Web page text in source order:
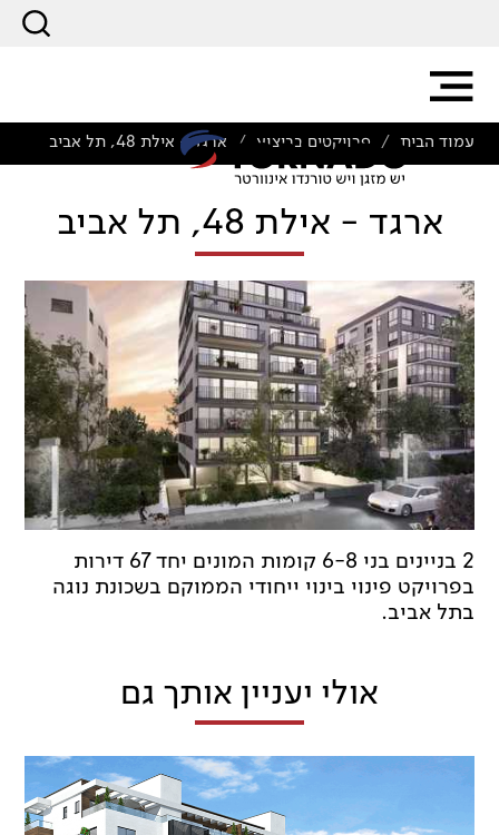
עמוד הבית / פרויקטים בביצוע / ארגד - אילת 48, תל אביב
ארגד - אילת 48, תל אביב
2 בניינים בני 6-8 קומות המונים יחד 67 דירות
בפרויקט פינוי בינוי ייחודי הממוקם בשכונת נוגה
בתל אביב.
אולי יעניין אותך גם